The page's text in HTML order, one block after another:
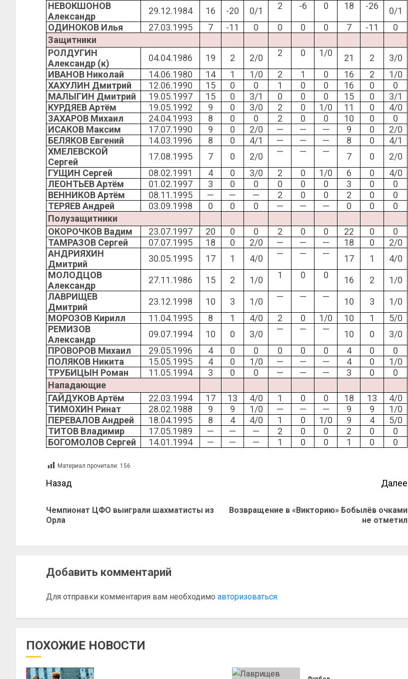
НЕВОКШОНОВ
Александр
29.12.1984 16 -20 0/1 2 -6 0 18 -26
0/1
ОДИНОКОВ Илья
27.03.1995 7 -11 0 0 0 0 7 -11
0
Защитники
РОЛДУГИН
Александр (к)
04.04.1986 19 2 2/0 2 0 1/0 21 2
3/0
ИВАНОВ Николай
14.06.1980 14 1 1/0 2 1 0 16 2
1/0
ХАХУЛИН Дмитрий
12.06.1990 15 0 0 1 0 0 16 0
0
МАЛЫГИН Дмитрий
19.05.1997 15 0 3/1 0 0 0 15 0
3/1
КУРДЯЕВ Артём
19.05.1992 9 0 3/0 2 0 1/0 11 0
4/0
ЗАХАРОВ Михаил
24.04.1993 8 0 0 2 0 0 10 0
0
ИСАКОВ Максим
17.07.1990 9 0 2/0 — — — 9 0
2/0
БЕЛЯКОВ Евгений
14.03.1996 8 0 4/1 — — — 8 0
4/1
ХМЕЛЕВСКОЙ
Сергей
17.08.1995 7 0 2/0 — — — 7 0
2/0
ГУЩИН Сергей
08.02.1991 4 0 3/0 2 0 1/0 6 0
4/0
ЛЕОНТЬЕВ Артём
01.02.1997 3 0 0 0 0 0 3 0
0
ВЕННИКОВ Артём
08.11.1995 — — — 2 0 0 2 0
0
ТЕРЯЕВ Андрей
03.09.1998 0 0 0 — — — 0 0
0
Полузащитники
ОКОРОЧКОВ Вадим
23.07.1997 20 0 0 2 0 0 22 0
0
ТАМРАЗОВ Сергей
07.07.1995 18 0 2/0 — — — 18 0
2/0
АНДРИЯХИН
Дмитрий
30.05.1995 17 1 4/0 — — — 17 1
4/0
МОЛОДЦОВ
Александр
27.11.1986 15 2 1/0 1 0 0 16 2
1/0
ЛАВРИЩЕВ
Дмитрий
23.12.1998 10 3 1/0 — — — 10 3
1/0
МОРОЗОВ Кирилл
11.04.1995 8 1 4/0 2 0 1/0 10 1
5/0
РЕМИЗОВ
Александр
09.07.1994 10 0 3/0 — — — 10 0
3/0
ПРОВОРОВ Михаил
29.05.1996 4 0 0 0 0 0 4 0
0
ПОЛЯКОВ Никита
15.05.1995 4 0 1/0 — — — 4 0
1/0
ТРУБИЦЫН Роман
11.05.1994 3 0 0 — — — 3 0
0
Нападающие
ГАЙДУКОВ Артём
22.03.1994 17 13 4/0 1 0 0 18 13
4/0
ТИМОХИН Ринат
28.02.1988 9 9 1/0 — — — 9 9
1/0
ПЕРЕВАЛОВ Андрей
18.04.1995 8 4 4/0 1 0 1/0 9 4
5/0
ТИТОВ Владимир
17.05.1989 — — — 2 0 0 2 0
0
БОГОМОЛОВ Сергей
14.01.1994 — — — 1 0 0 1 0 0
Материал прочитали: 156
Назад
Чемпионат ЦФО выиграли шахматисты из
Орла
Далее
Возвращение в «Викторию» Бобылёв очками
не отметил
Добавить комментарий
Для отправки комментария вам необходимо авторизоваться.
ПОХОЖИЕ НОВОСТИ